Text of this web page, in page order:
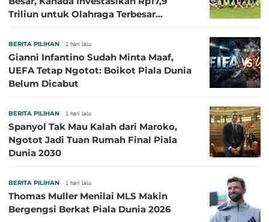
Triliun untuk Olahraga Terbesar
BERITA PILIHAN 1 hari lalu
Gianni Infantino Sudah Minta Maaf,
UEFA Tetap Ngotot: Boikot Piala Dunia
Belum Dicabut
BERITA PILIHAN 1 hari lalu
Spanyol Tak Mau Kalah dari Maroko,
Ngotot Jadi Tuan Rumah Final Piala
Dunia 2030
BERITA PILIHAN 1 hari lalu
Thomas Muller Menilai MLS Makin
Bergengsi Berkat Piala Dunia 2026